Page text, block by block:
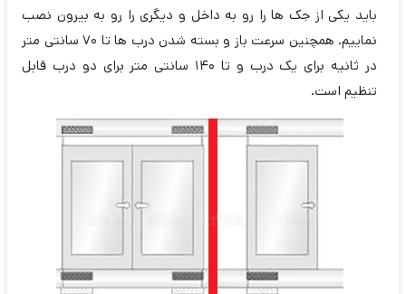
باید یکی از جک ها را رو به داخل و دیگری را رو به بیرون نصب
نماییم. همچنین سرعت باز و بسته شدن درب ها تا 70 سانتی متر
در ثانیه برای یک درب و تا 140 سانتی متر برای دو درب قابل
تنظیم است.